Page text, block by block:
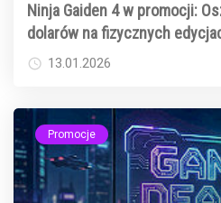
Ninja Gaiden 4 w promocji:
dolarów na fizycznych
13.01.2026
Promocje